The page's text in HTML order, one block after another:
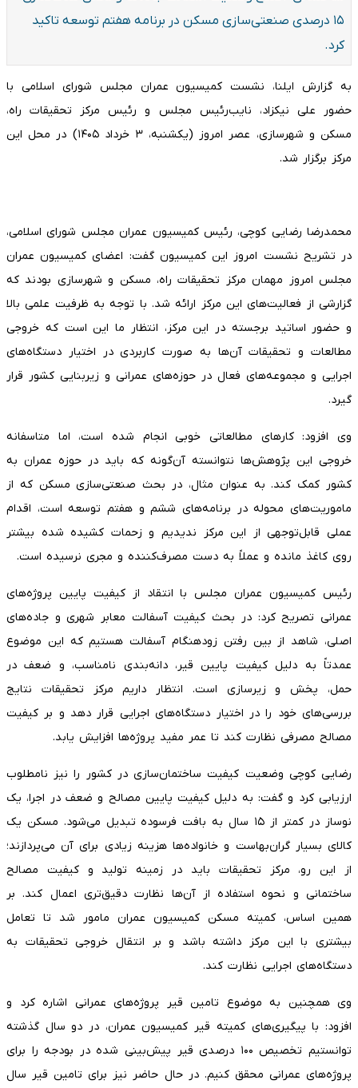
۱۵ درصدی صنعتی‌سازی مسکن در برنامه هفتم توسعه تاکید
کرد.
به گزارش ایلنا، نشست کمیسیون عمران مجلس شورای اسلامی با
حضور علی نیکزاد، نایب‌رئیس مجلس و رئیس مرکز تحقیقات راه،
مسکن و شهرسازی، عصر امروز (یکشنبه، ۳ خرداد ۱۴۰۵) در محل این
مرکز برگزار شد.
محمدرضا رضایی کوچی، رئیس کمیسیون عمران مجلس شورای اسلامی،
در تشریح نشست امروز این کمیسیون گفت: اعضای کمیسیون عمران
مجلس امروز مهمان مرکز تحقیقات راه، مسکن و شهرسازی بودند که
گزارشی از فعالیت‌های این مرکز ارائه شد. با توجه به ظرفیت علمی بالا
و حضور اساتید برجسته در این مرکز، انتظار ما این است که خروجی
مطالعات و تحقیقات آن‌ها به صورت کاربردی در اختیار دستگاه‌های
اجرایی و مجموعه‌های فعال در حوزه‌های عمرانی و زیربنایی کشور قرار
گیرد.
وی افزود: کارهای مطالعاتی خوبی انجام شده است، اما متاسفانه
خروجی این پژوهش‌ها نتوانسته آن‌گونه که باید در حوزه عمران به
کشور کمک کند. به عنوان مثال، در بحث صنعتی‌سازی مسکن که از
ماموریت‌های محوله در برنامه‌های ششم و هفتم توسعه است، اقدام
عملی قابل‌توجهی از این مرکز ندیدیم و زحمات کشیده شده بیشتر
روی کاغذ مانده و عملاً به دست مصرف‌کننده و مجری نرسیده است.
رئیس کمیسیون عمران مجلس با انتقاد از کیفیت پایین پروژه‌های
عمرانی تصریح کرد: در بحث کیفیت آسفالت معابر شهری و جاده‌های
اصلی، شاهد از بین رفتن زودهنگام آسفالت هستیم که این موضوع
عمدتاً به دلیل کیفیت پایین قیر، دانه‌بندی نامناسب، و ضعف در
حمل، پخش و زیرسازی است. انتظار داریم مرکز تحقیقات نتایج
بررسی‌های خود را در اختیار دستگاه‌های اجرایی قرار دهد و بر کیفیت
مصالح مصرفی نظارت کند تا عمر مفید پروژه‌ها افزایش یابد.
رضایی کوچی وضعیت کیفیت ساختمان‌سازی در کشور را نیز نامطلوب
ارزیابی کرد و گفت: به دلیل کیفیت پایین مصالح و ضعف در اجرا، یک
نوساز در کمتر از ۱۵ سال به بافت فرسوده تبدیل می‌شود. مسکن یک
کالای بسیار گران‌بهاست و خانواده‌ها هزینه زیادی برای آن می‌پردازند؛
از این رو، مرکز تحقیقات باید در زمینه تولید و کیفیت مصالح
ساختمانی و نحوه استفاده از آن‌ها نظارت دقیق‌تری اعمال کند. بر
همین اساس، کمیته مسکن کمیسیون عمران مامور شد تا تعامل
بیشتری با این مرکز داشته باشد و بر انتقال خروجی تحقیقات به
دستگاه‌های اجرایی نظارت کند.
وی همچنین به موضوع تامین قیر پروژه‌های عمرانی اشاره کرد و
افزود: با پیگیری‌های کمیته قیر کمیسیون عمران، در دو سال گذشته
توانستیم تخصیص ۱۰۰ درصدی قیر پیش‌بینی شده در بودجه را برای
پروژه‌های عمرانی محقق کنیم. در حال حاضر نیز برای تامین قیر سال